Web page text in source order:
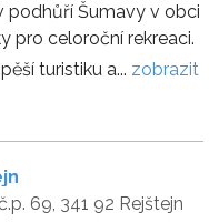
podhůří Šumavy v obci
pro celoroční rekreaci.
turistiku a... zobrazit
69, 341 92 Rejštejn